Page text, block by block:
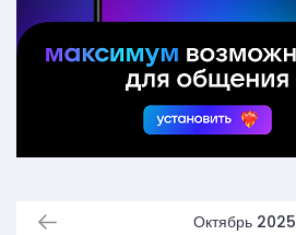
Октябрь 2025